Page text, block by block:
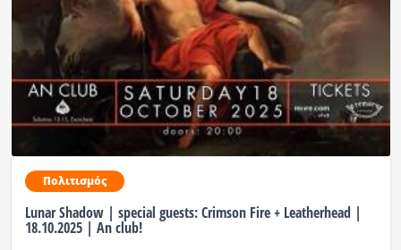
Πολιτισμός
Lunar Shadow | special guests: Crimson Fire + Leatherhead |
18.10.2025 | An club!